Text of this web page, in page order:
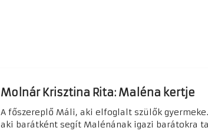
Molnár Krisztina Rita: Maléna kertje
A főszereplő Máli, aki elfoglalt szülők
aki barátként segít Malénának igazi barátokra